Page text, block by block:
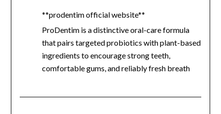
**prodentim official website**
ProDentim is a distinctive oral-care formula
that pairs targeted probiotics with plant-based
ingredients to encourage strong teeth,
comfortable gums, and reliably fresh breath